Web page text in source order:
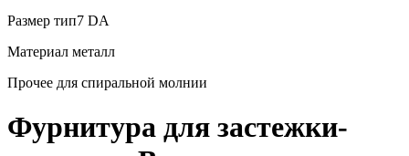
Размер тип7 DA
Материал металл
Прочее для спиральной молнии
Фурнитура для застежки-